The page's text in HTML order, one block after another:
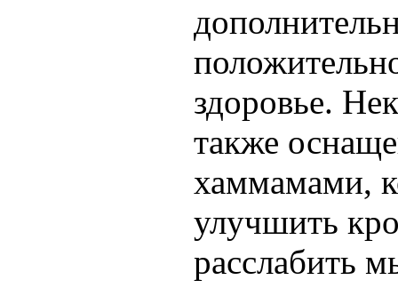
здоровье.
также
хаммамами,
улучшить
расслабить